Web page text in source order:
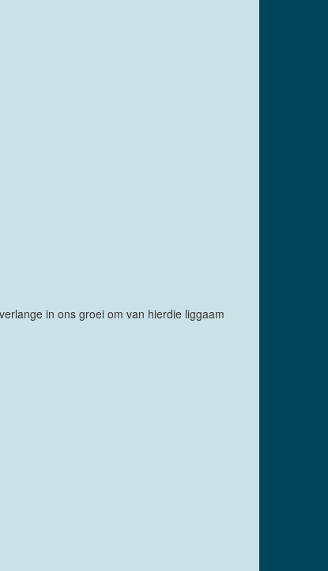
in ons groei om van hierdie liggaam